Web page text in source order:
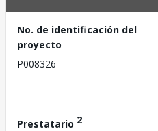
No. de identificación del
proyecto
P008326
Prestatario 2